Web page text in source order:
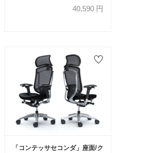
40,590 円
「コンテッサセコンダ」座面/ク